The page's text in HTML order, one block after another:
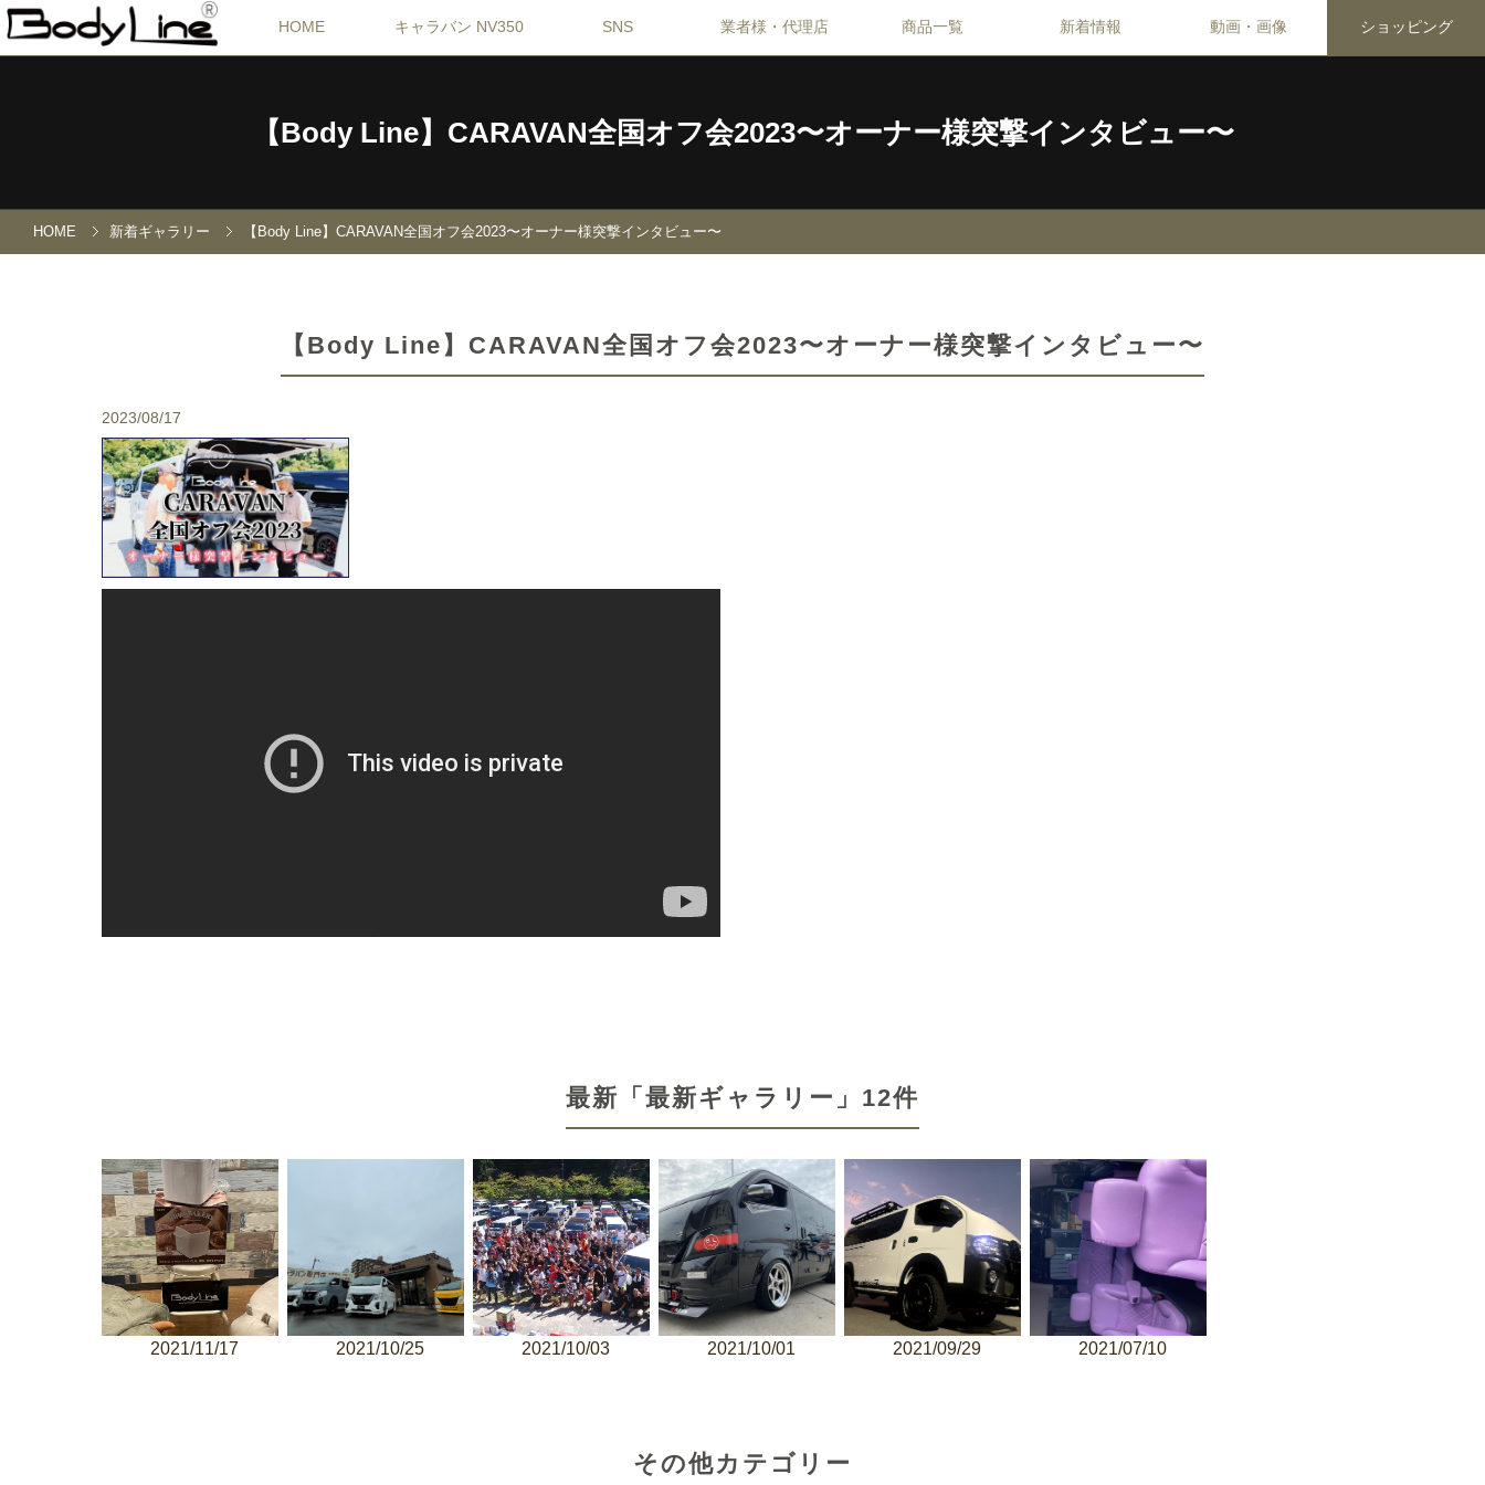
HOME キャラバン NV350 SNS 業者様・代理店 商品一覧 新着情報 動画・画像 ショッピング
【Body Line】CARAVAN全国オフ会2023〜オーナー様突撃インタビュー〜
HOME 新着ギャラリー 【Body Line】CARAVAN全国オフ会2023〜オーナー様突撃インタビュー〜
【Body Line】CARAVAN全国オフ会2023〜オーナー様突撃インタビュー〜
2023/08/17
最新「最新ギャラリー」12件
2021/11/17 2021/10/25 2021/10/03 2021/10/01 2021/09/29 2021/07/10
その他カテゴリー